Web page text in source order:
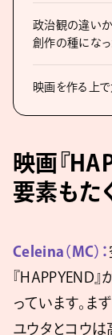
政治観の違い
創作の種にな
映画を作る上で
映画『
要素もた
Celeina（MC）：
『HAPPYEND
っています。ま
ユウタとコウ